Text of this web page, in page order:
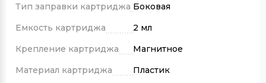
Тип заправки картриджа Боковая
Емкость картриджа
2 мл
Крепление картриджа
Магнитное
Материал картриджа
Пластик